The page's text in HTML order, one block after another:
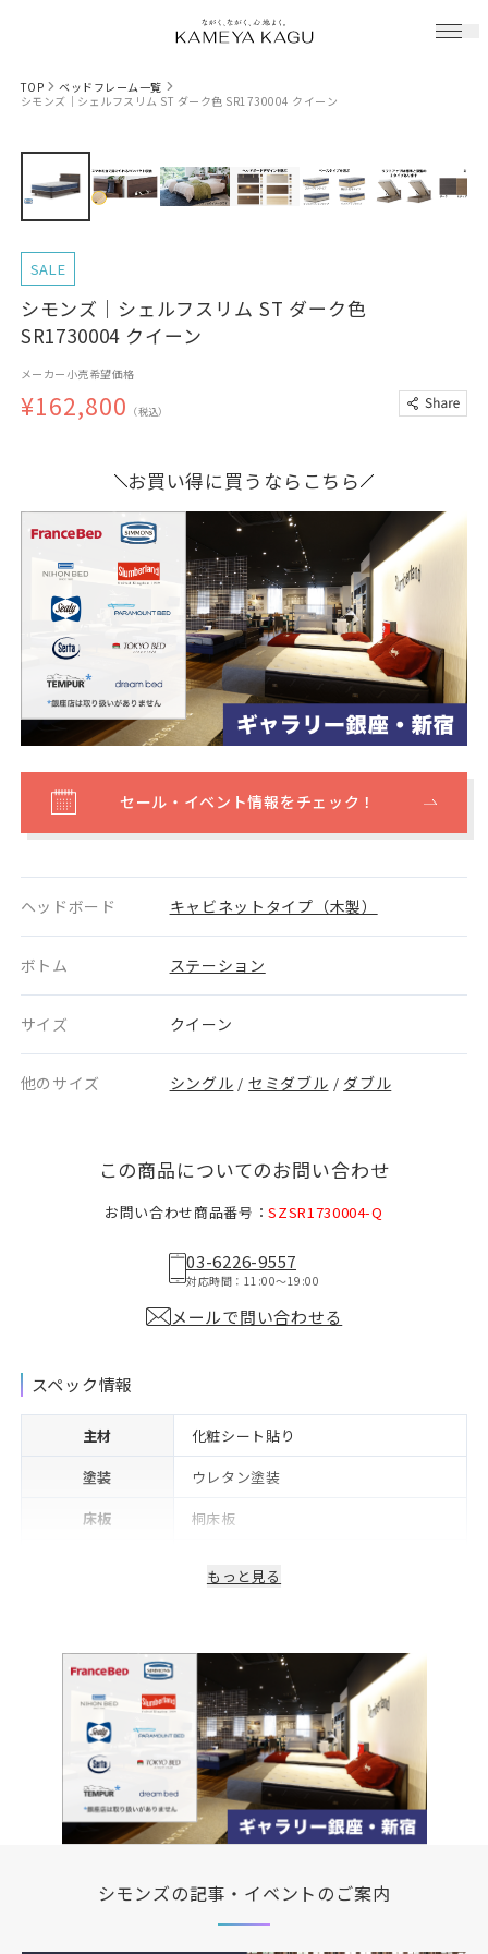
TOP
ベッドフレーム一覧
シモンズ｜シェルフスリム ST ダーク色 SR1730004 クイーン
SALE
シモンズ｜シェルフスリム ST ダーク色
SR1730004 クイーン
メーカー小売希望価格
¥162,800 （税込）
お買い得に買うならこちら
セール・イベント情報をチェック！
ヘッドボード キャビネットタイプ（木製）
ボトム ステーション
サイズ クイーン
他のサイズ シングル / セミダブル / ダブル
この商品についてのお問い合わせ
お問い合わせ商品番号：SZSR1730004-Q
03-6226-9557
対応時間：11:00〜19:00
メールで問い合わせる
スペック情報
主材
化粧シート貼り
塗装
ウレタン塗装
床板
桐床板
保証期間
備考
コンセント・LED照明付き
もっと見る
シモンズの記事・イベントのご案内